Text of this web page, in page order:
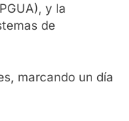
y la
de
marcando un día